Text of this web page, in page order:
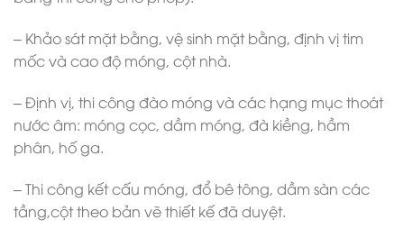
– Khảo sát mặt bằng, vệ sinh mặt bằng, định vị tim
mốc và cao độ móng, cột nhà.
– Định vị, thi công đào móng và các hạng mục thoát
nước âm: móng cọc, dầm móng, đà kiềng, hầm
phân, hố ga.
– Thi công kết cấu móng, đổ bê tông, dầm sàn các
tầng,cột theo bản vẽ thiết kế đã duyệt.